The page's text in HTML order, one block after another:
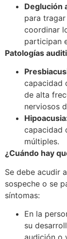
Deglución
para
coordinar
participan
Patologías
capacidad
de alta
nerviosos
capacidad
múltiples.
¿Cuándo hay
Se debe acudir
sospeche o se
síntomas:
En la
su
audición o